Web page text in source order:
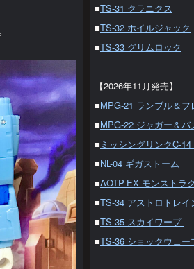
■TS-31 クラニクス
■TS-32 ホイルジャック
■TS-33 グリムロック
【2026年11月発売】
■MPG-21 ランブル＆フ
■MPG-22 ジャガー＆
■ ミッシングリンクC-
■NL-04 ギガストーム
■AOTP-EX モンストラ
■TS-34 アストロトレイ
■TS-35 スカイワープ
■TS-36 ショックウェー